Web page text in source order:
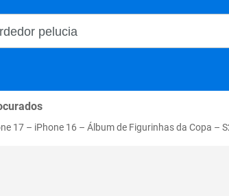
17 – iPhone 16 – Álbum de Figurinhas da Copa –